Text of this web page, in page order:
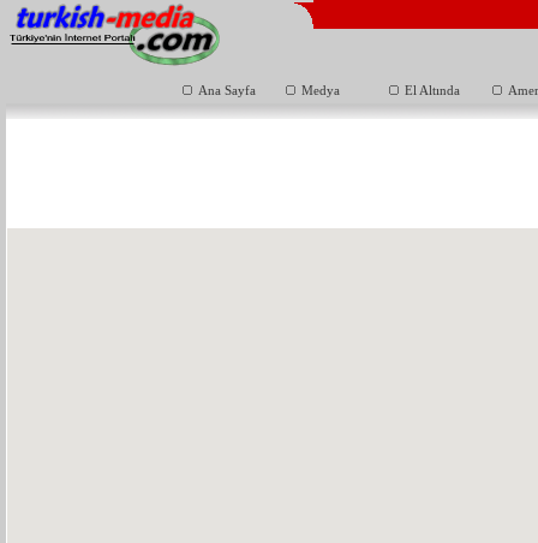
Ana Sayfa Medya El Altında